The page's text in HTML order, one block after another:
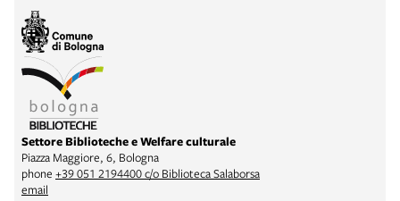
Settore Biblioteche e Welfare culturale
Piazza Maggiore, 6, Bologna
phone +39 051 2194400 c/o Biblioteca Salaborsa
email